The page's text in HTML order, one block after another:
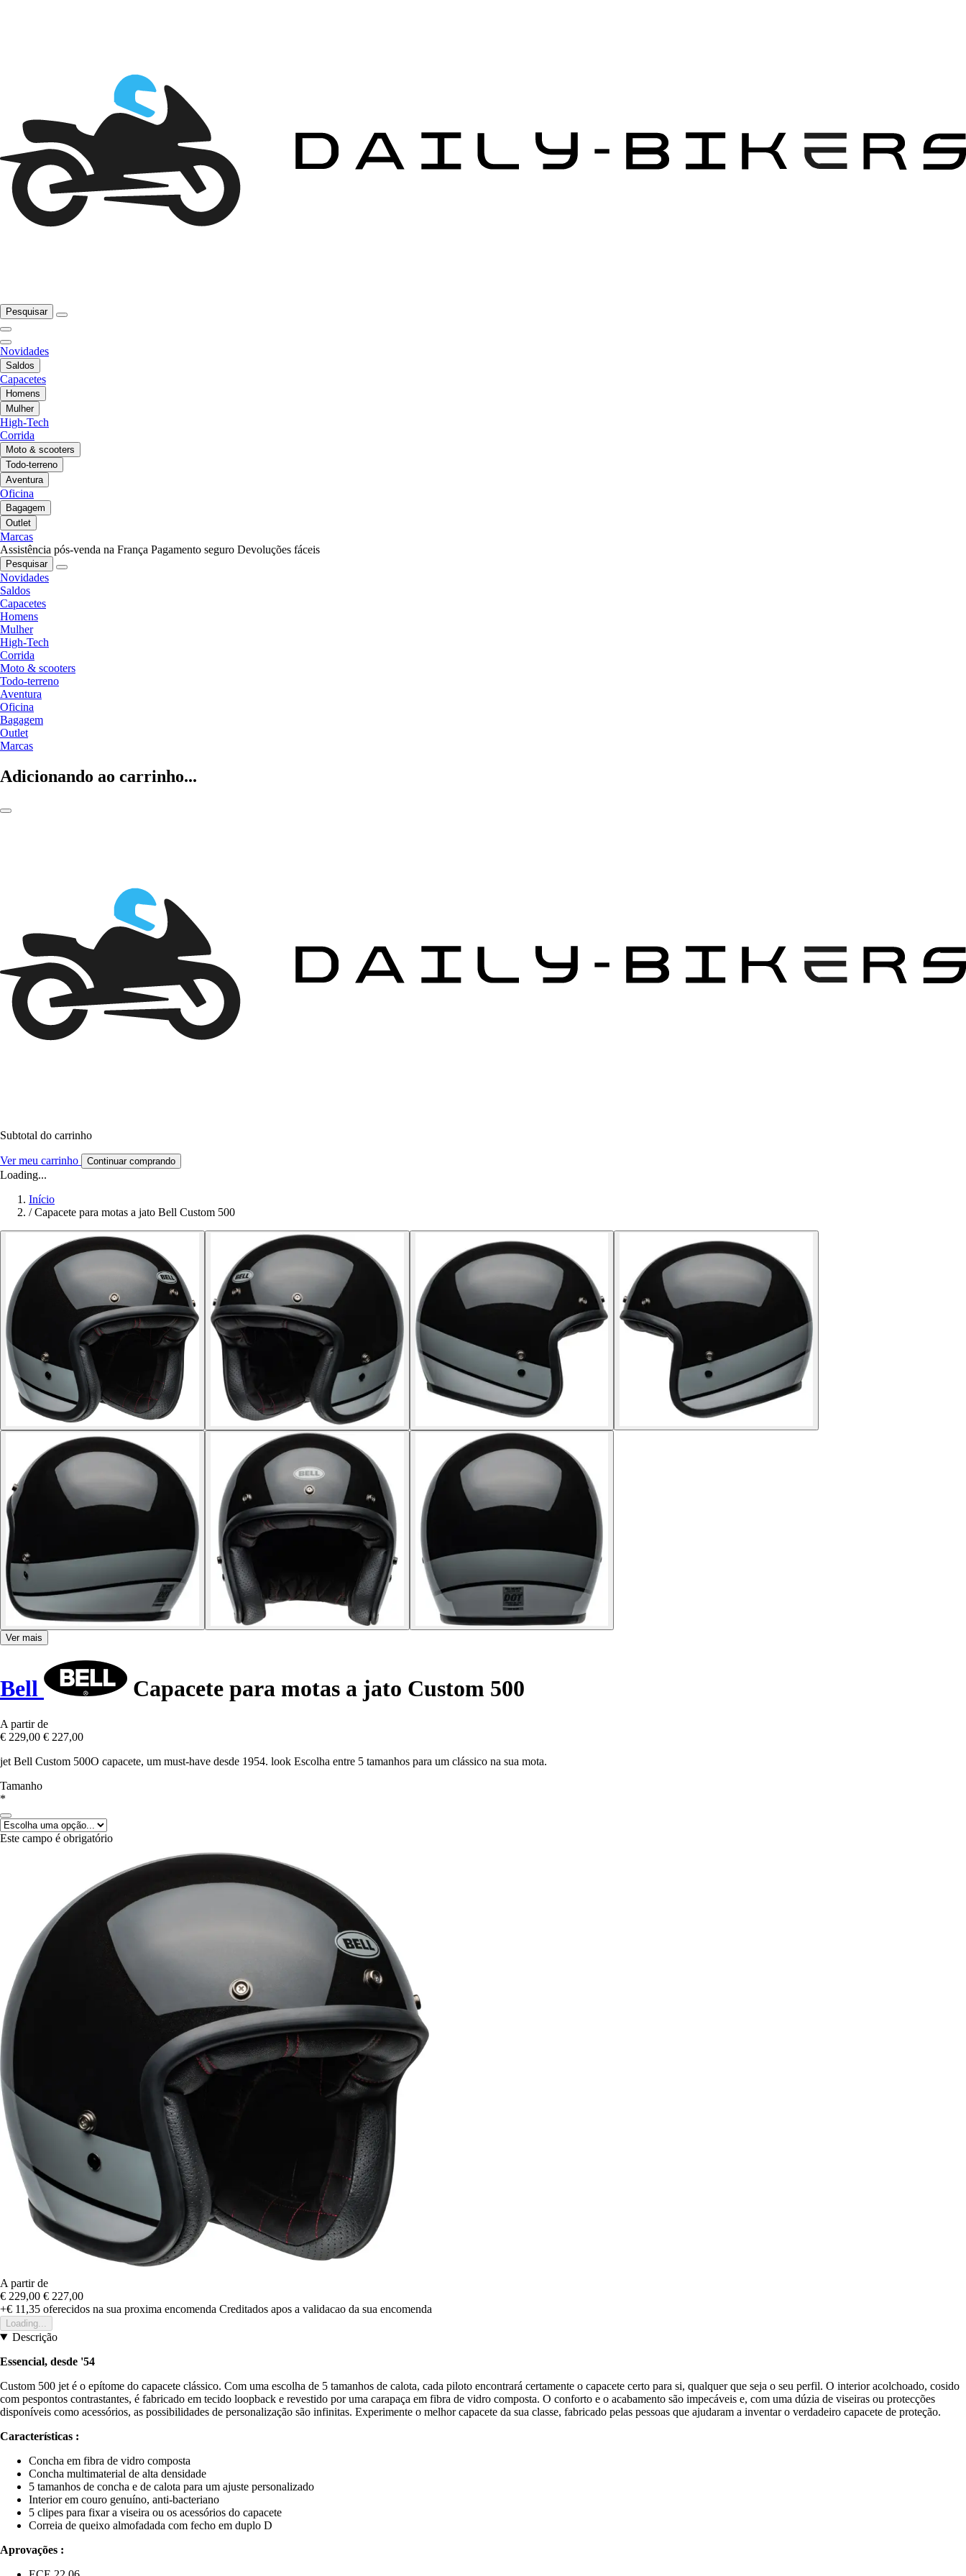
Pesquisar
Novidades
Saldos
Capacetes
Homens
Mulher
High-Tech
Corrida
Moto & scooters
Todo-terreno
Aventura
Oficina
Bagagem
Outlet
Marcas
Assistência pós-venda na França Pagamento seguro Devoluções fáceis
Pesquisar
Novidades
Saldos
Capacetes
Homens
Mulher
High-Tech
Corrida
Moto & scooters
Todo-terreno
Aventura
Oficina
Bagagem
Outlet
Marcas
Adicionando ao carrinho...
Subtotal do carrinho
Ver meu carrinho Continuar comprando
Loading...
Início
/ Capacete para motas a jato Bell Custom 500
Ver mais
Bell Capacete para motas a jato Custom 500
A partir de
€ 229,00 € 227,00
jet Bell Custom 500O capacete, um must-have desde 1954. look Escolha entre 5 tamanhos para um clássico na sua mota.
Tamanho
*
Este campo é obrigatório
A partir de
€ 229,00 € 227,00
+€ 11,35 oferecidos na sua proxima encomenda Creditados apos a validacao da sua encomenda
Loading...
Descrição
Essencial, desde '54
Custom 500 jet é o epítome do capacete clássico. Com uma escolha de 5 tamanhos de calota, cada piloto encontrará certamente o capacete certo para si, qualquer que seja o seu perfil. O interior acolchoado, cosido
com pespontos contrastantes, é fabricado em tecido loopback e revestido por uma carapaça em fibra de vidro composta. O conforto e o acabamento são impecáveis e, com uma dúzia de viseiras ou protecções
disponíveis como acessórios, as possibilidades de personalização são infinitas. Experimente o melhor capacete da sua classe, fabricado pelas pessoas que ajudaram a inventar o verdadeiro capacete de proteção.
Características :
Concha em fibra de vidro composta
Concha multimaterial de alta densidade
5 tamanhos de concha e de calota para um ajuste personalizado
Interior em couro genuíno, anti-bacteriano
5 clipes para fixar a viseira ou os acessórios do capacete
Correia de queixo almofadada com fecho em duplo D
Aprovações :